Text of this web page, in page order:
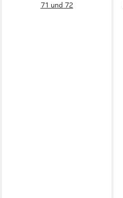
71 und 72